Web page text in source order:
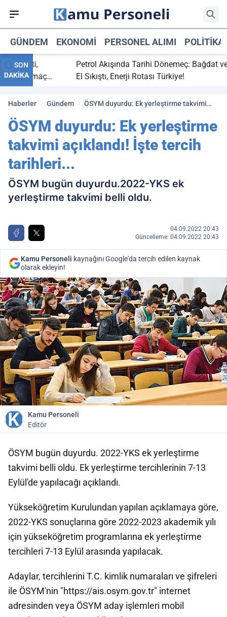
GÜNDEM EKONOMI PERSONEL ALIMI POLITIKA
SON
DAKİKA
bitti,
maç
Petrol Akışında Tarihi Dönemeç: Bağdat ve
El Sıkıştı, Enerji Rotası Türkiye!
Haberler Gündem
ÖSYM duyurdu: Ek yerleştirme takvimi
ÖSYM duyurdu: Ek yerleştirme
takvimi açıklandı! İşte tercih
tarihleri...
ÖSYM bugün duyurdu.2022-YKS ek
yerleştirme takvimi belli oldu.
04.09.2022 20:43
Güncelleme: 04.09.2022 20:43
Kamu Personeli kaynağını Google'da tercih edilen kaynak
olarak ekleyin!
Kamu Personeli
Editör
ÖSYM bugün duyurdu. 2022-YKS ek yerleştirme
takvimi belli oldu. Ek yerleştirme tercihlerinin 7-13
Eylül'de yapılacağı açıklandı.
Yükseköğretim Kurulundan yapılan açıklamaya göre,
2022-YKS sonuçlarına göre 2022-2023 akademik yılı
için yükseköğretim programlarına ek yerleştirme
tercihleri 7-13 Eylül arasında yapılacak.
Adaylar, tercihlerini T.C. kimlik numaraları ve şifreleri
ile ÖSYM'nin "https://ais.osym.gov.tr​" internet
adresinden veya ÖSYM aday işlemleri mobil